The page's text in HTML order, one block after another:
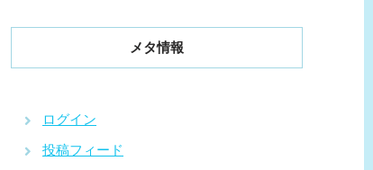
メタ情報
ログイン
投稿フィード